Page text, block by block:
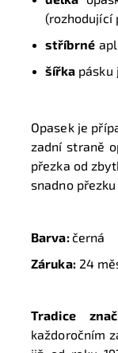
(rozhodující
stříbrné
šířka
Opasek je
zadní straně
přezka od
snadno
Barva:černá
Záruka:24
Tradice
každoročním